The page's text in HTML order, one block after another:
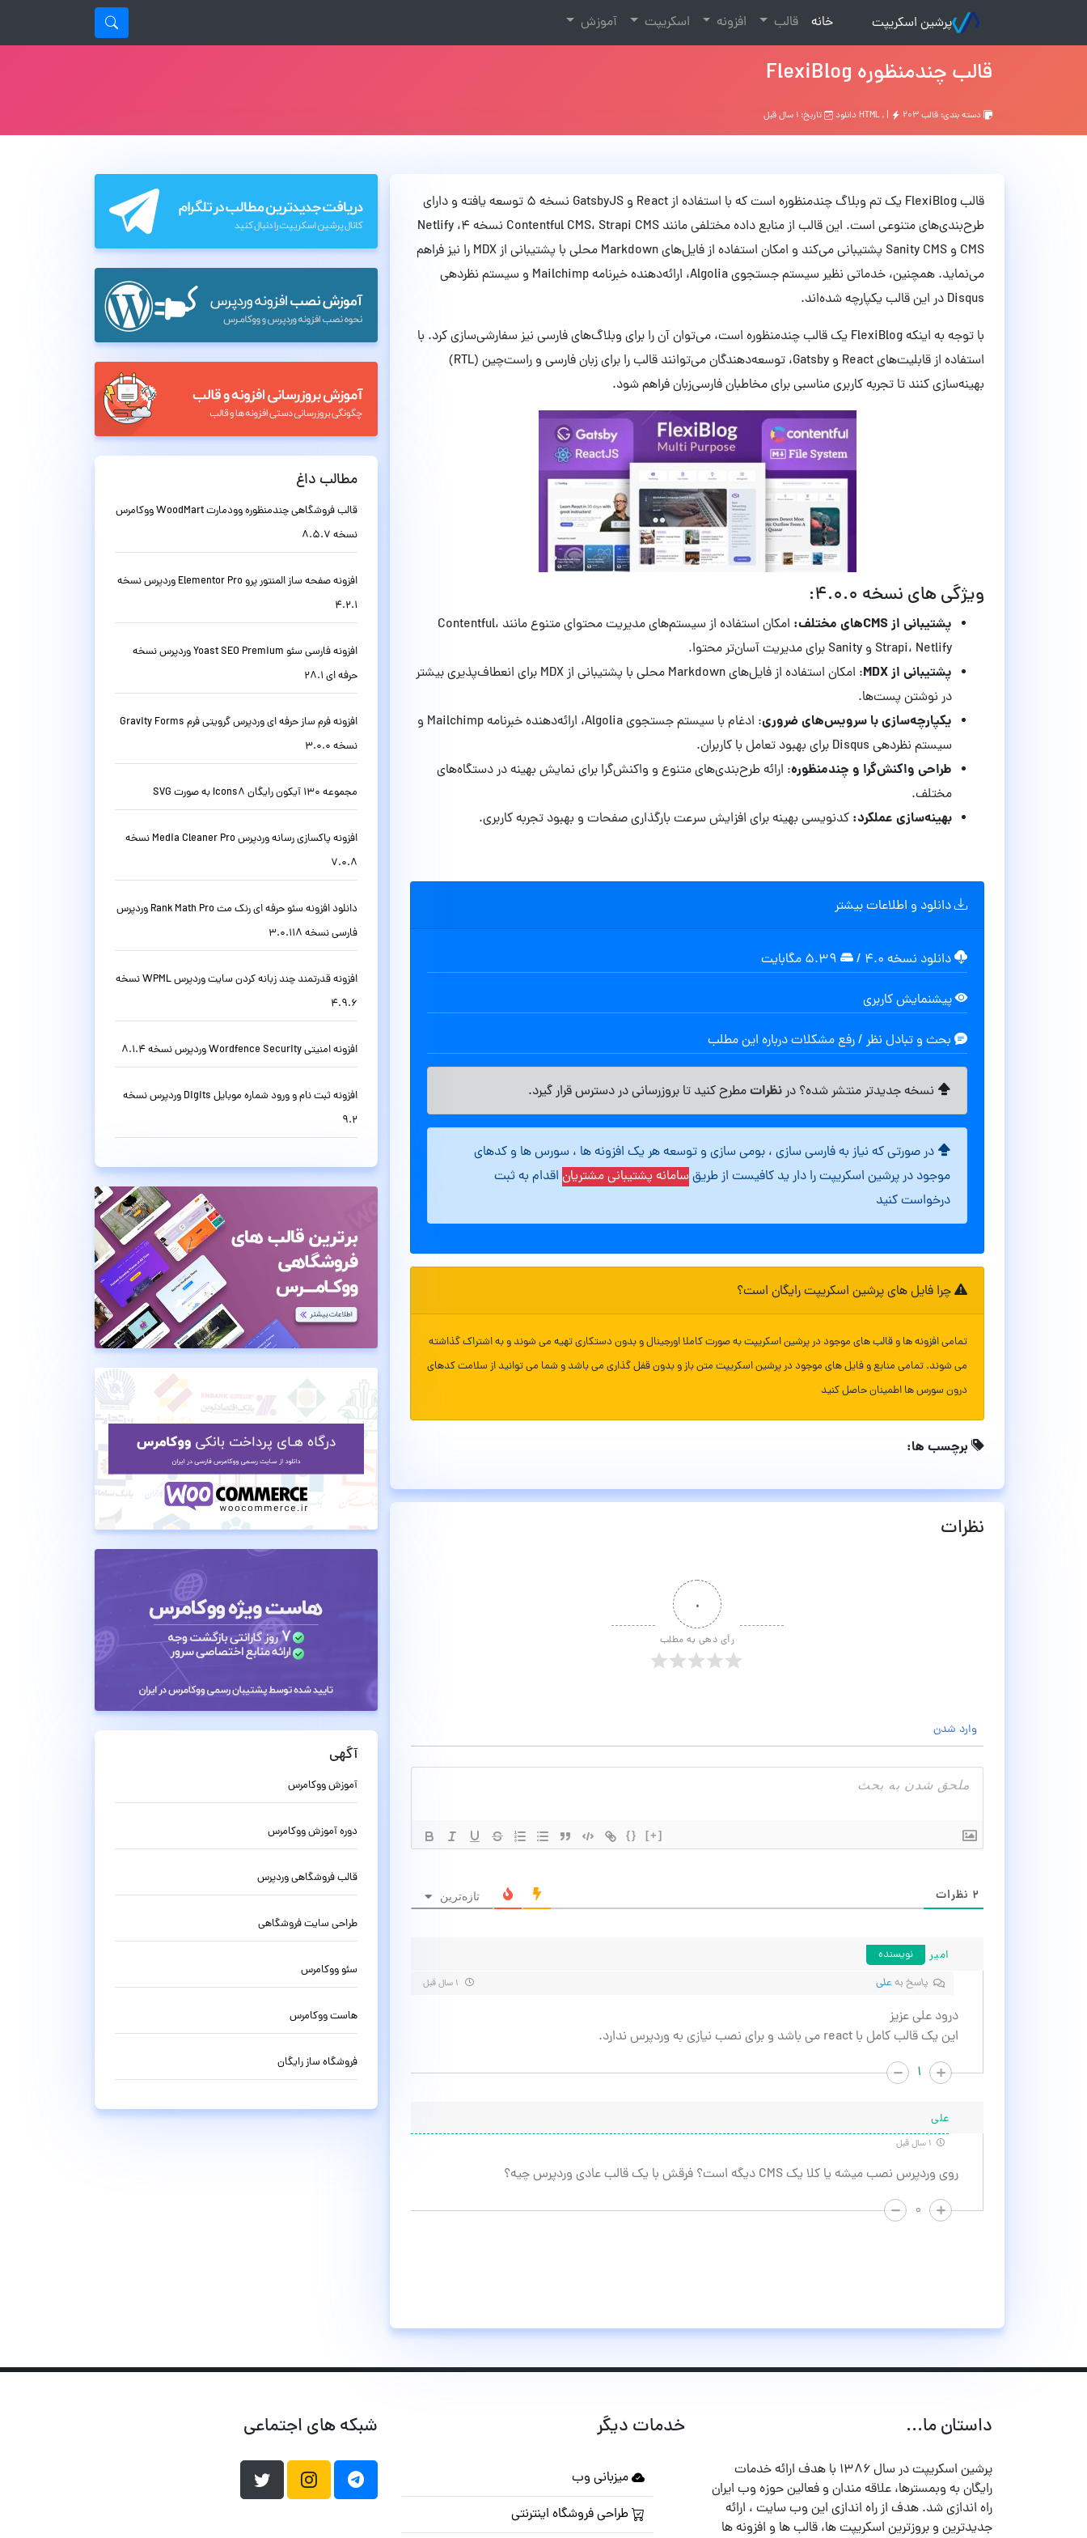
پرشین اسکریپت خانه
(current) قالب افزونه اسکریپت آموزش
قالب چندمنظوره FlexiBlog
دسته بندی: قالب HTML , | ۲۰۳ دانلود تاریخ: ۱ سال قبل
قالب FlexiBlog یک تم وبلاگ چندمنظوره است که با استفاده از React و GatsbyJS نسخه ۵ توسعه یافته و دارای
طرح‌بندی‌های متنوعی است. این قالب از منابع داده مختلفی مانند Contentful CMS، Strapi CMS نسخه ۴، Netlify
CMS و Sanity CMS پشتیبانی می‌کند و امکان استفاده از فایل‌های Markdown محلی با پشتیبانی از MDX را نیز فراهم
می‌نماید. همچنین، خدماتی نظیر سیستم جستجوی Algolia، ارائه‌دهنده خبرنامه Mailchimp و سیستم نظردهی
Disqus در این قالب یکپارچه شده‌اند. ​
با توجه به اینکه FlexiBlog یک قالب چندمنظوره است، می‌توان آن را برای وبلاگ‌های فارسی نیز سفارشی‌سازی کرد. با
استفاده از قابلیت‌های React و Gatsby، توسعه‌دهندگان می‌توانند قالب را برای زبان فارسی و راست‌چین (RTL)
بهینه‌سازی کنند تا تجربه کاربری مناسبی برای مخاطبان فارسی‌زبان فراهم شود.​
ویژگی های نسخه ۴.۰.۰:
پشتیبانی از CMSهای مختلف:
امکان استفاده از سیستم‌های مدیریت محتوای متنوع مانند Contentful،
Strapi، Netlify و Sanity برای مدیریت آسان‌تر محتوا.​
پشتیبانی از MDX
: امکان استفاده از فایل‌های Markdown محلی با پشتیبانی از MDX برای انعطاف‌پذیری بیشتر
در نوشتن پست‌ها.​
یکپارچه‌سازی با سرویس‌های ضروری
: ادغام با سیستم جستجوی Algolia، ارائه‌دهنده خبرنامه Mailchimp و
سیستم نظردهی Disqus برای بهبود تعامل با کاربران.​
طراحی واکنش‌گرا و چندمنظوره: ارائه طرح‌بندی‌های متنوع و واکنش‌گرا برای نمایش بهینه در دستگاه‌های
مختلف.​
بهینه‌سازی عملکرد: کدنویسی بهینه برای افزایش سرعت بارگذاری صفحات و بهبود تجربه کاربری.​
دانلود و اطلاعات بیشتر
دانلود نسخه ۴.۰ /
پیشنمایش کاربری
بحث و تبادل نظر / رفع مشکلات درباره این مطلب
نسخه جدیدتر منتشر شده؟ درنظراتمطرح کنید تا بروزرسانی در دسترس قرار گیرد.
در صورتی که نیاز به فارسی سازی ، بومی سازی و توسعه هر یک افزونه ها ، سورس ها و کدهای
موجود در پرشین اسکریپت را دار ید کافیست از طریقسامانه پشتیبانی مشتریان اقدام به ثبت
درخواست کنید
چرا فایل های پرشین اسکریپت رایگان است؟
تمامی افزونه ها و قالب های موجود در پرشین اسکریپت به صورت کاملا اورجینال و بدون دستکاری تهیه می شوند و به اشتراک گذاشته
می شوند. تمامی منابع و فایل های موجود در پرشین اسکریپت متن باز و بدون قفل گذاری می باشد و شما می توانید از سلامت کدهای
درون سورس ها اطمینان حاصل کنید
برچسب ها:
نظرات
۰
رأی دهی به مطلب
وارد شدن
{} [+]
۲ نظرات تازه‌ترین
امیر
نویسنده
پاسخ بهعلی
درود علی عزیز
این یک قالب کامل با react می باشد و برای نصب نیازی به وردپرس ندارد.
۱
علی
روی وردپرس نصب میشه یا کلا یک CMS دیگه است؟ فرقش با یک قالب عادی وردپرس چیه؟
۰
مطالب داغ
قالب فروشگاهی چندمنظوره وودمارت WoodMart ووکامرس
نسخه 8.5.7
افزونه صفحه ساز المنتور پرو Elementor Pro وردپرس نسخه
4.2.1
افزونه فارسی سئو Yoast SEO Premium وردپرس نسخه
حرفه ای 28.1
افزونه فرم ساز حرفه ای وردپرس گرویتی فرم Gravity Forms
نسخه 3.0.0
مجموعه 130 آیکون رایگان Icons8 به صورت SVG
افزونه پاکسازی رسانه وردپرس Media Cleaner Pro نسخه
7.0.8
دانلود افزونه سئو حرفه ای رنک مث Rank Math Pro وردپرس
فارسی نسخه 3.0.118
افزونه قدرتمند چند زبانه کردن سایت وردپرس WPML نسخه
4.9.6
افزونه امنیتی Wordfence Security وردپرس نسخه 8.1.4
افزونه ثبت نام و ورود شماره موبایل Digits وردپرس نسخه
9.2
آگهی
آموزش ووکامرس
دوره آموزش ووکامرس
قالب فروشگاهی وردپرس
طراحی سایت فروشگاهی
سئو ووکامرس
هاست ووکامرس
فروشگاه ساز رایگان
داستان ما...
پرشین اسکریپت در سال ۱۳۸۶ با هدف ارائه خدمات
رایگان به وبمسترها، علاقه مندان و فعالین حوزه وب ایران
راه اندازی شد. هدف از راه اندازی این وب سایت ، ارائه
جدیدترین و بروزترین اسکریپت ها، قالب ها و افزونه ها
خدمات دیگر
میزبانی وب
طراحی فروشگاه اینترنتی
شبکه های اجتماعی